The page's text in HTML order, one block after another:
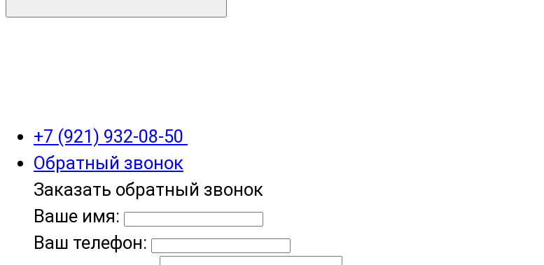
+7 (921) 932-08-50
Обратный звонок
Заказать обратный звонок
Ваше имя:
Ваш телефон: